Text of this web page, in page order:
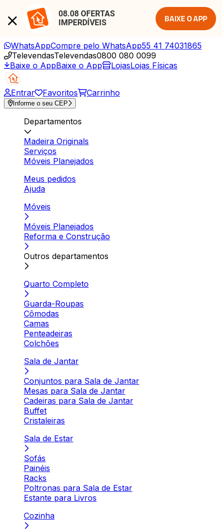
08.08 OFERTAS
IMPERDÍVEIS
BAIXE O APP
WhatsAppCompre pelo WhatsApp55 41 74031865
TelevendasTelevendas0800 080 0099
Baixe o AppBaixe o App LojasLojas Físicas
Entrar Favoritos Carrinho
Informe o seu CEP
Departamentos
Madeira Originals
Serviços
Móveis Planejados
Meus pedidos
Ajuda
Móveis
Móveis Planejados
Reforma e Construção
Outros departamentos
Quarto Completo
Guarda-Roupas
Cômodas
Camas
Penteadeiras
Colchões
Sala de Jantar
Conjuntos para Sala de Jantar
Mesas para Sala de Jantar
Cadeiras para Sala de Jantar
Buffet
Cristaleiras
Sala de Estar
Sofás
Painéis
Racks
Poltronas para Sala de Estar
Estante para Livros
Cozinha